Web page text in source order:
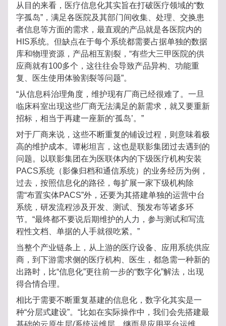
从目的来看，医疗信息化其实旨在打破医疗领域的“数
字孤岛”，满足各医院及其部门间收集、处理、交换患
者信息等方面的需求，最直观的产品就是各医院内的
HIS系统。但缺点在于每个系统都需要占据单独的数据
库和物理资源，产品相互割裂，“有些大三甲医院的供
应商就有100多个，这往往会导致产品异构、功能重
复、医生使用体验割裂等问题”。
“从信息科治理角度，维护现有厂商已经很难了。一旦
临床科室出现这些厂商无法满足的新需求，就又要重新
招标，相当于再建一座新的‘孤岛’。”
对于厂商来说，这些不断重复的铺设过程，则意味着极
高的维护成本。谭彬坦言，这也是联影集团过去遇到的
问题。以联影集团在为医联体内的下级医疗机构安装
PACS系统（影像归档和通信系统）的业务经历为例，
过去，按照信息化的路径，每扩展一家下级机构除
需“布置实体PACS”外，还要为其搭建单独的运营中台
系统，研发流程涉及开发、测试、预发布等诸多环
节。“最终都不要说后期维护的人力，参与测试和写流
程性文档、单据的人手就很吃紧。”
当整个产业链条上，从上游的医疗设备、应用系统供应
商，到下游需求侧的医疗机构、医生，都急需一种新的
出路时，比“信息化”更往前一步的“数字化”解法，出现
得合情合理。
相比于需要不断重复基建的信息化，数字化其实是一
种“分层式建设”。“比如在实际操作中，我们会先搭建最
基础的云原生层/系统运维层，继而是应用平台运维